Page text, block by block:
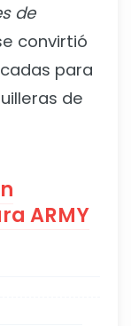
de
convirtió
para
de
ARMY